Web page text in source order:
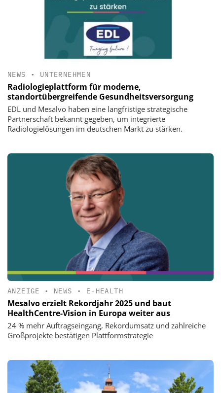
NEWS • UNTERNEHMEN
Radiologieplattform für moderne,
standortübergreifende Gesundheitsversorgung
EDL und Mesalvo haben eine langfristige strategische
Partnerschaft bekannt gegeben, um integrierte
Radiologielösungen im deutschen Markt zu stärken.
ANZEIGE • NEWS • E-HEALTH
Mesalvo erzielt Rekordjahr 2025 und baut
HealthCentre-Vision in Europa weiter aus
24 % mehr Auftragseingang, Rekordumsatz und zahlreiche
Großprojekte bestätigen Plattformstrategie